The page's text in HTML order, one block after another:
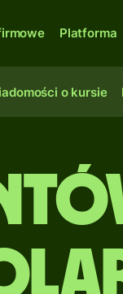
Platforma
o kursie